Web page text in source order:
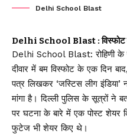
Delhi School Blast
Delhi School Blast : विस्फोट
Delhi School Blast: रोहिणी के
दीवार में बम विस्फोट के एक दिन
पत्र लिखकर ‘जस्टिस लीग
मांगा है। दिल्ली पुलिस के सूत्रों ने
पर घटना के बारे में एक पोस्ट शेयर
फुटेज भी शेयर किए थे।